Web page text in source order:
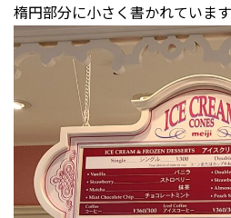
楕円部分に小さく書かれています